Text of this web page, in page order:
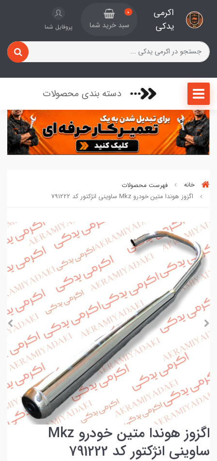
اکرمی
یدکی
0
سبد خرید شما پروفایل شما
دسته بندی محصولات
خانه
فهرست محصولات
اگزوز هوندا متین خودرو Mkz ساوینی انژکتور کد 791222
اگزوز هوندا متین خودرو Mkz
ساوینی انژکتور کد 791222